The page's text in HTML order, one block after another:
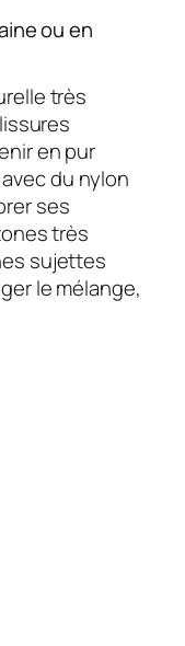
ou en
très
en pur
du nylon
ses
très
sujettes
le mélange,